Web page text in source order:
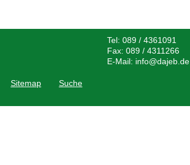
Tel: 089 / 4361091
Fax: 089 / 4311266
E-Mail: info@dajeb.de
Sitemap Suche